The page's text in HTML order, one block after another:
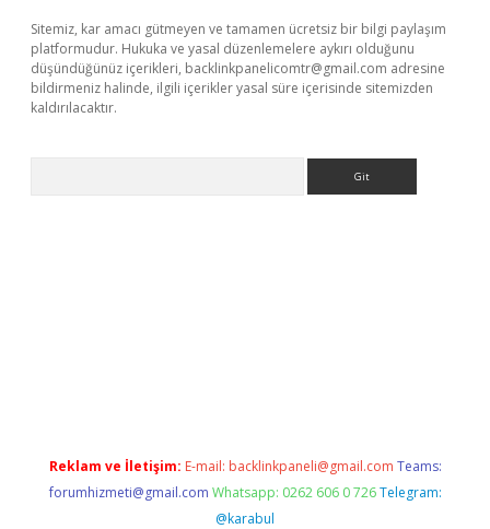
Sitemiz, kar amacı gütmeyen ve tamamen ücretsiz bir bilgi paylaşım
platformudur. Hukuka ve yasal düzenlemelere aykırı olduğunu
düşündüğünüz içerikleri, backlinkpanelicomtr@gmail.com adresine
bildirmeniz halinde, ilgili içerikler yasal süre içerisinde sitemizden
kaldırılacaktır.
Reklam ve İletişim: E-mail: backlinkpaneli@gmail.com Teams:
forumhizmeti@gmail.com Whatsapp: 0262 606 0 726 Telegram:
@karabul